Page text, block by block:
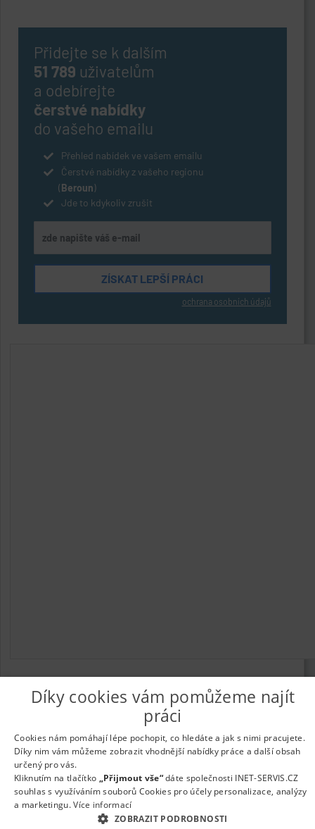
Přidejte se k dalším
51 789 uživatelům
a odebírejte
čerstvé nabídky
do vašeho emailu
Přehled nabídek ve vašem emailu
Čerstvé nabídky z vašeho regionu
(Beroun)
Jde to kdykoliv zrušit
ochrana osobních údajů
| Nabídka práce - zaměstnání
webu
|Vložit inzerát |Odběr novinek| Odstranění inzerátu|
Díky cookies vám pomůžeme najít
práci
Cookies nám pomáhají lépe pochopit, co hledáte a jak s nimi pracujete.
Díky nim vám můžeme zobrazit vhodnější nabídky práce a další obsah
určený pro vás.
Kliknutím na tlačítko „Přijmout vše“dáte společnosti INET-SERVIS.CZ
souhlas s využíváním souborů Cookies pro účely personalizace, analýzy
a marketingu.Více informací
ZOBRAZIT PODROBNOSTI